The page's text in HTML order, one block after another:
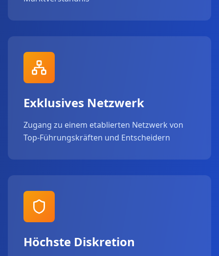
Exklusives Netzwerk
Zugang zu einem etablierten Netzwerk von
Top-Führungskräften und Entscheidern
Höchste Diskretion